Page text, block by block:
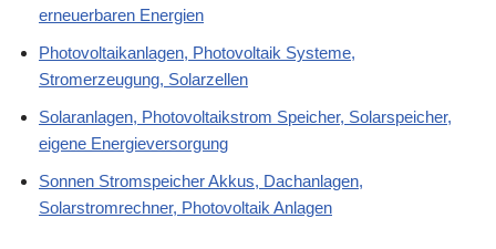
erneuerbaren Energien
Photovoltaikanlagen, Photovoltaik Systeme,
Stromerzeugung, Solarzellen
Solaranlagen, Photovoltaikstrom Speicher, Solarspeicher,
eigene Energieversorgung
Sonnen Stromspeicher Akkus, Dachanlagen,
Solarstromrechner, Photovoltaik Anlagen